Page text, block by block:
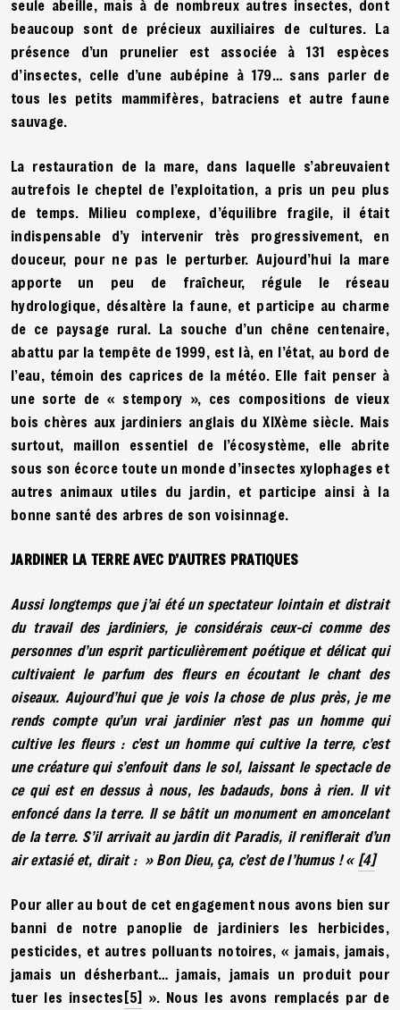
seule abeille, mais à de nombreux autres insectes, dont
beaucoup sont de précieux auxiliaires de cultures. La
présence d’un prunelier est associée à 131 espèces
d’insectes, celle d’une aubépine à 179… sans parler de
tous les petits mammifères, batraciens et autre faune
sauvage.
La restauration de la mare, dans laquelle s’abreuvaient
autrefois le cheptel de l’exploitation, a pris un peu plus
de temps. Milieu complexe, d’équilibre fragile, il était
indispensable d’y intervenir très progressivement, en
douceur, pour ne pas le perturber. Aujourd’hui la mare
apporte un peu de fraîcheur, régule le réseau
hydrologique, désaltère la faune, et participe au charme
de ce paysage rural. La souche d’un chêne centenaire,
abattu par la tempête de 1999, est là, en l’état, au bord de
l’eau, témoin des caprices de la météo. Elle fait penser à
une sorte de « stempory », ces compositions de vieux
bois chères aux jardiniers anglais du XIXème siècle. Mais
surtout, maillon essentiel de l’écosystème, elle abrite
sous son écorce toute un monde d’insectes xylophages et
autres animaux utiles du jardin, et participe ainsi à la
bonne santé des arbres de son voisinnage.
JARDINER LA TERRE AVEC D’AUTRES PRATIQUES
Aussi longtemps que j’ai été un spectateur lointain et distrait
du travail des jardiniers, je considérais ceux-ci comme des
personnes d’un esprit particulièrement poétique et délicat qui
cultivaient le parfum des fleurs en écoutant le chant des
oiseaux. Aujourd’hui que je vois la chose de plus près, je me
rends compte qu’un vrai jardinier n’est pas un homme qui
cultive les fleurs : c’est un homme qui cultive la terre, c’est
une créature qui s’enfouit dans le sol, laissant le spectacle de
ce qui est en dessus à nous, les badauds, bons à rien. Il vit
enfoncé dans la terre. Il se bâtit un monument en amoncelant
de la terre. S’il arrivait au jardin dit Paradis, il reniflerait d’un
air extasié et, dirait : » Bon Dieu, ça, c’est de l’humus ! « [4]
Pour aller au bout de cet engagement nous avons bien sur
banni de notre panoplie de jardiniers les herbicides,
pesticides, et autres polluants notoires, « jamais, jamais,
jamais un désherbant… jamais, jamais un produit pour
tuer les insectes[5] ». Nous les avons remplacés par de